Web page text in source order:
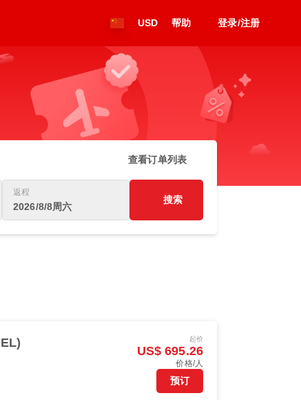
USD 帮助 登录/注册
查看订单列表
返程
2026/8/8周六
搜索
起价
US$ 695.26
价格/人
预订